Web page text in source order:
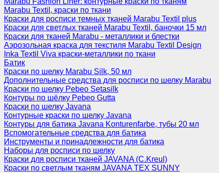
Marabu Textil, краски по ткани
Краски для росписи темных тканей Marabu Textil plus
Краски для светлых тканей Marabu Textil, баночки 15 мл
Краски для тканей Marabu - металлики и блестки
Аэрозольная краска для текстиля Marabu Textil Design
Inka Textil Viva краски-металлики по ткани
Батик
Краски по шелку Marabu Silk, 50 мл
Дополнительные средства для росписи по шелку Marabu
Краски по шелку Pebeo Setasilk
Контуры по шёлку Pebeo Gutta
Краски по шелку Javana
Контурные краски по шелку Javana
Контуры для батика Javana Konturenfarbe, тубы 20 мл
Вспомогательные средства для батика
Инструменты и принадлежности для батика
Наборы для росписи по шелку
Краски для росписи тканей JAVANA (C.Kreul)
Краски по светлым тканям JAVANA TEX SUNNY